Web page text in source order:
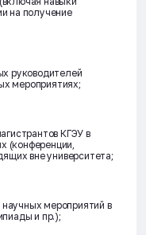
на получение
руководителей
мероприятиях;
КГЭУ в
(конференции,
вне университета;
мероприятий в
и пр.);